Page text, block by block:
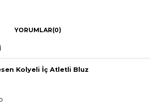
YORUMLAR(0)
Kolyeli İç Atletli Bluz